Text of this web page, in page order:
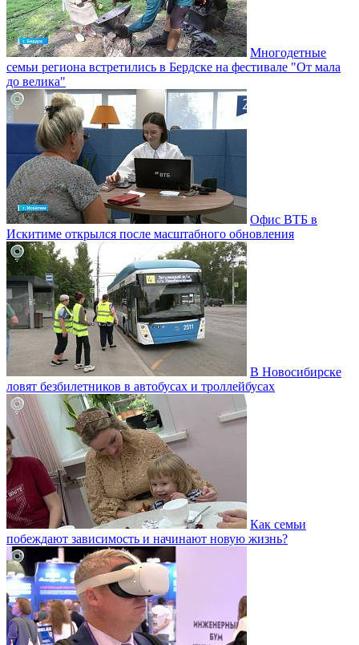
Многодетные
семьи региона встретились в Бердске на фестивале "От мала
до велика"
Офис ВТБ в
Искитиме открылся после масштабного обновления
В Новосибирске
ловят безбилетников в автобусах и троллейбусах
Как семьи
побеждают зависимость и начинают новую жизнь?